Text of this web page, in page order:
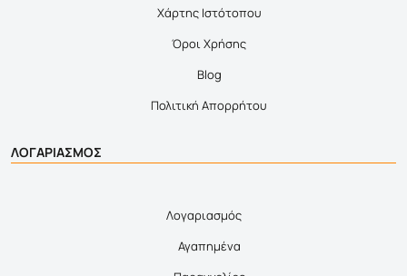
Χάρτης Ιστότοπου
Όροι Χρήσης
Blog
Πολιτική Απορρήτου
ΛΟΓΑΡΙΑΣΜΟΣ
Λογαριασμός
Αγαπημένα